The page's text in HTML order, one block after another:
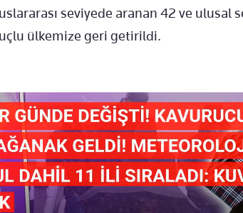
seviyede aranan 42 ve ulusal
ülkemize geri getirildi.